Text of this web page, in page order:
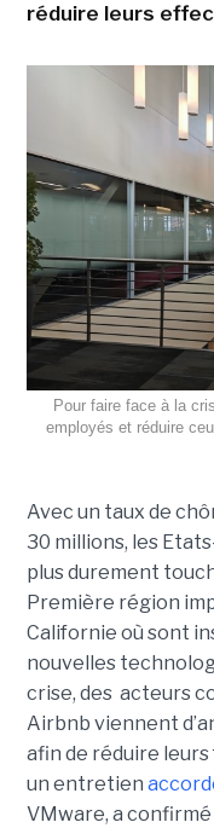
réduire leurs
Pour faire face à la
employés et réduire
Avec un taux de
30 millions, les
plusdurement
Première région
Californie où sont
nouvelles
crise, des acteurs
Airbnb viennent
afin de réduire
un entretien
VMware, a